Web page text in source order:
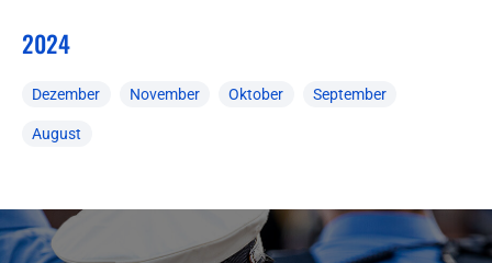
2024
Dezember November Oktober September
August